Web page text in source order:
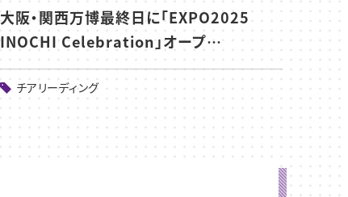
大阪・関西万博最終日に「EXPO2025
INOCHI Celebration」オープ…
チアリーディング